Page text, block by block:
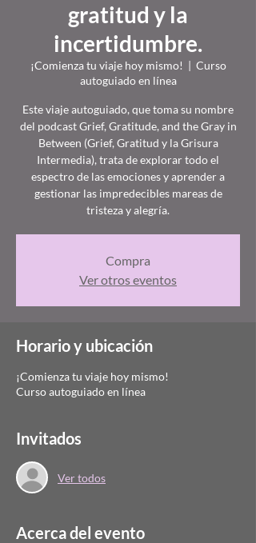
gratitud y la
incertidumbre.
¡Comienza tu viaje hoy mismo!
  |
Curso
autoguiado en línea
Este viaje autoguiado, que toma su nombre
del podcast Grief, Gratitude, and the Gray in
Between (Grief, Gratitud y la Grisura
Intermedia), trata de explorar todo el
espectro de las emociones y aprender a
gestionar las impredecibles mareas de
tristeza y alegría.
Compra
Ver otros eventos
Horario y ubicación
¡Comienza tu viaje hoy mismo!
Curso autoguiado en línea
Invitados
Ver todos
Acerca del evento